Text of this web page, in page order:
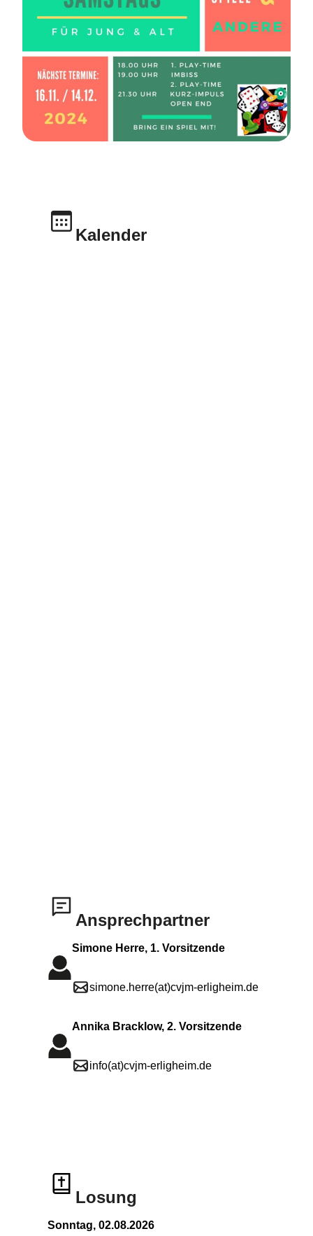
Kalender
Ansprechpartner
Simone Herre, 1. Vorsitzende
simone.herre(at)cvjm-erligheim.de
Annika Bracklow, 2. Vorsitzende
info(at)cvjm-erligheim.de
Losung
Sonntag, 02.08.2026